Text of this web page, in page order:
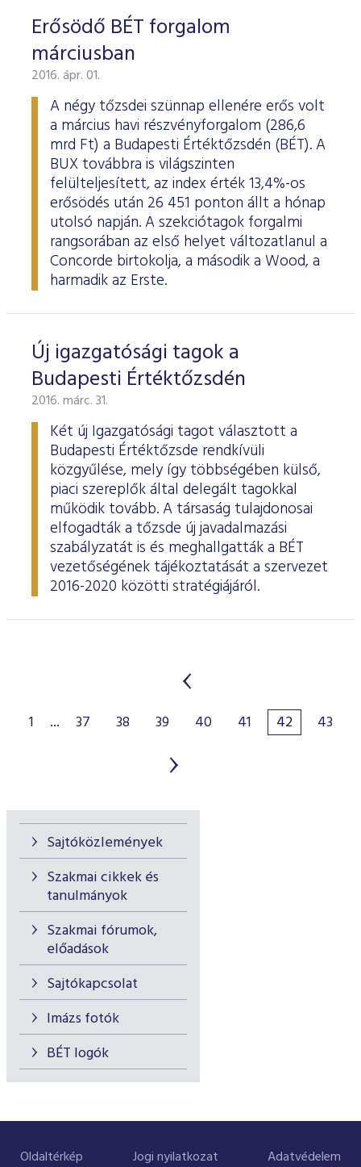
Sajtóközlemények
Szakmai cikkek és
tanulmányok
Szakmai fórumok,
előadások
Sajtókapcsolat
Imázs fotók
BÉT logók
Erősödő BÉT forgalom
márciusban
2016. ápr. 01.
A négy tőzsdei szünnap ellenére erős volt
a március havi részvényforgalom (286,6
mrd Ft) a Budapesti Értéktőzsdén (BÉT). A
BUX továbbra is világszinten
felülteljesített, az index érték 13,4%-os
erősödés után 26 451 ponton állt a hónap
utolsó napján. A szekciótagok forgalmi
rangsorában az első helyet változatlanul a
Concorde birtokolja, a második a Wood, a
harmadik az Erste.
Új igazgatósági tagok a
Budapesti Értéktőzsdén
2016. márc. 31.
Két új Igazgatósági tagot választott a
Budapesti Értéktőzsde rendkívüli
közgyűlése, mely így többségében külső,
piaci szereplők által delegált tagokkal
működik tovább. A társaság tulajdonosai
elfogadták a tőzsde új javadalmazási
szabályzatát is és meghallgatták a BÉT
vezetőségének tájékoztatását a szervezet
2016-2020 közötti stratégiájáról.
1 ... 37 38 39 40 41 42 43
Oldaltérkép Jogi nyilatkozat Adatvédelem